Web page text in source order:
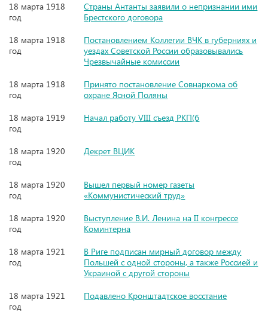
18 марта 1918
год
Страны Антанты заявили о непризнании ими
Брестского договора
18 марта 1918
год
Постановлением Коллегии ВЧК в губерниях и
уездах Советской России образовывались
Чрезвычайные комиссии
18 марта 1918
год
Принято постановление Совнаркома об
охране Ясной Поляны
18 марта 1919
год
Начал работу VIII съезд РКП(б
18 марта 1920
год
Декрет ВЦИК
18 марта 1920
год
Вышел первый номер газеты
«Коммунистический труд»
18 марта 1920
год
Выступление В.И. Ленина на II конгрессе
Коминтерна
18 марта 1921
год
В Риге подписан мирный договор между
Польшей с одной стороны, а также Россией и
Украиной с другой стороны
18 марта 1921
год
Подавлено Кронштадтское восстание